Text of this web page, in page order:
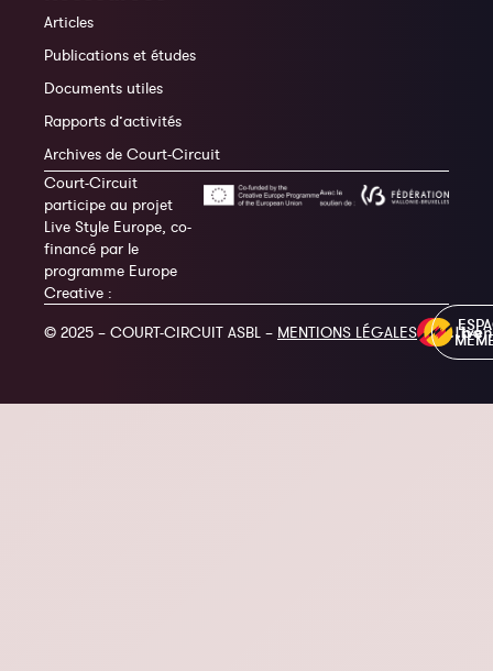
Articles
Publications et études
Documents utiles
Rapports d’activités
Archives de Court-Circuit
Court-Circuit
participe au projet
Live Style Europe, co-
financé par le
programme Europe
Creative :
© 2025 – COURT-CIRCUIT ASBL – MENTIONS LÉGALES